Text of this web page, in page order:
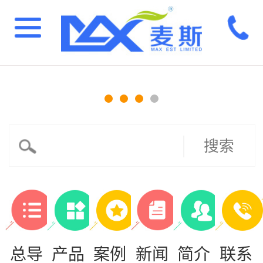
搜索
总导 产品 案例 新闻 简介 联系